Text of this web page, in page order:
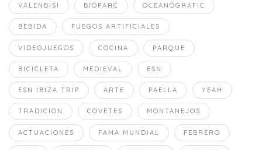
VALENBISI BIOPARC OCEANOGRAFIC
BEBIDA FUEGOS ARTIFICIALES
VIDEOJUEGOS COCINA PARQUE
BICICLETA MEDIEVAL ESN
ESN IBIZA TRIP ARTE PAELLA YEAH
TRADICION COVETES MONTANEJOS
ACTUACIONES FAMA MUNDIAL FEBRERO